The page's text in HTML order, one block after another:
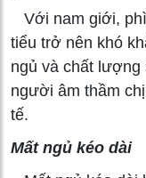
Với nam giới,
tiểu trở nên khó
ngủ và chất lượng
người âm thầm
tế.
Mất ngủ kéo dài